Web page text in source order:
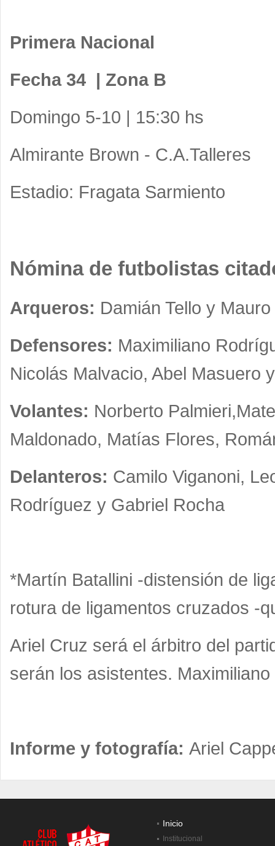
Primera Nacional
Fecha 34 | Zona B
Domingo 5-10 | 15:30 hs
Almirante Brown - C.A.Talleres
Estadio: Fragata Sarmiento
Nómina de futbolistas
Arqueros: Damián Tello y
Defensores: Maximiliano
Nicolás Malvacio, Abel Masuero
Volantes: Norberto
Maldonado, Matías Flores,
Delanteros: Camilo Viganoni,
Rodríguez y Gabriel Rocha
*Martín Batallini -distensión de
rotura de ligamentos cruzados -
Ariel Cruz será el árbitro del
serán los asistentes.
Informe y fotografía: Ariel
Inicio
Institucional